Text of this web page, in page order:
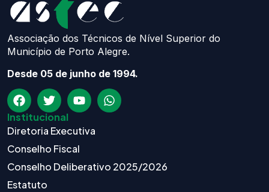
Associação dos Técnicos de Nível Superior do
Município de Porto Alegre.
Desde 05 de junho de 1994.
Institucional
Diretoria Executiva
Conselho Fiscal
Conselho Deliberativo 2025/2026
Estatuto